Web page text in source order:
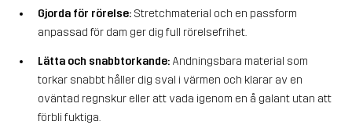
Gjorda för rörelse: Stretchmaterial och en passform
anpassad för dam ger dig full rörelsefrihet.
Lätta och snabbtorkande: Andningsbara material som
torkar snabbt håller dig sval i värmen och klarar av en
oväntad regnskur eller att vada igenom en å galant utan att
förbli fuktiga.